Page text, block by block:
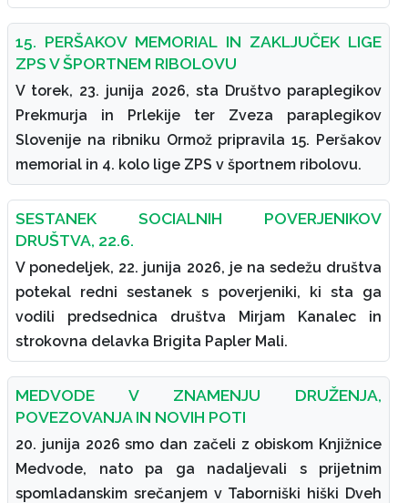
15. PERŠAKOV MEMORIAL IN ZAKLJUČEK LIGE
ZPS V ŠPORTNEM RIBOLOVU
V torek, 23. junija 2026, sta Društvo paraplegikov
Prekmurja in Prlekije ter Zveza paraplegikov
Slovenije na ribniku Ormož pripravila 15. Peršakov
memorial in 4. kolo lige ZPS v športnem ribolovu.
SESTANEK SOCIALNIH POVERJENIKOV
DRUŠTVA, 22.6.
V ponedeljek, 22. junija 2026, je na sedežu društva
potekal redni sestanek s poverjeniki, ki sta ga
vodili predsednica društva Mirjam Kanalec in
strokovna delavka Brigita Papler Mali.
MEDVODE V ZNAMENJU DRUŽENJA,
POVEZOVANJA IN NOVIH POTI
20. junija 2026 smo dan začeli z obiskom Knjižnice
Medvode, nato pa ga nadaljevali s prijetnim
spomladanskim srečanjem v Taborniški hiški Dveh